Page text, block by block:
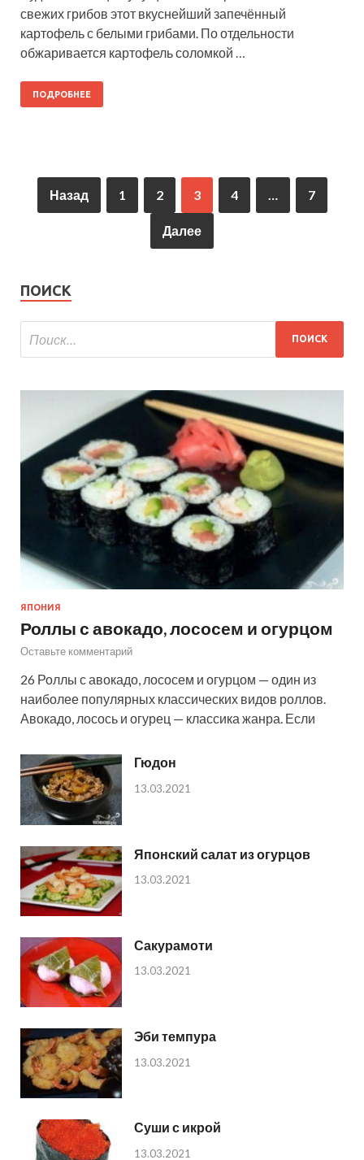
свежих грибов этот вкуснейший запечённый
картофель с белыми грибами. По отдельности
обжаривается картофель соломкой …
ПОДРОБНЕЕ
Назад 1 2 3 4 7
Далее
ПОИСК
ЯПОНИЯ
Роллы с авокадо, лососем и огурцом
Оставьте комментарий
26 Роллы с авокадо, лососем и огурцом — один из
наиболее популярных классических видов роллов.
Авокадо, лосось и огурец — классика жанра. Если
Гюдон
13.03.2021
Японский салат из огурцов
13.03.2021
Сакурамоти
13.03.2021
Эби темпура
13.03.2021
Суши с икрой
13.03.2021